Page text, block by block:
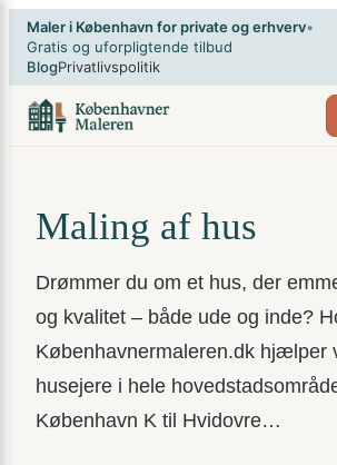
Spring
indhold
Maler i København for private og erhverv•
Gratis og uforpligtende tilbud
BlogPrivatlivspolitik
Maling af hus
Drømmer du om et hus, der
og kvalitet – både ude og inde?
Københavnermaleren.dk hjælper
husejere i hele
København K til Hvidovre…